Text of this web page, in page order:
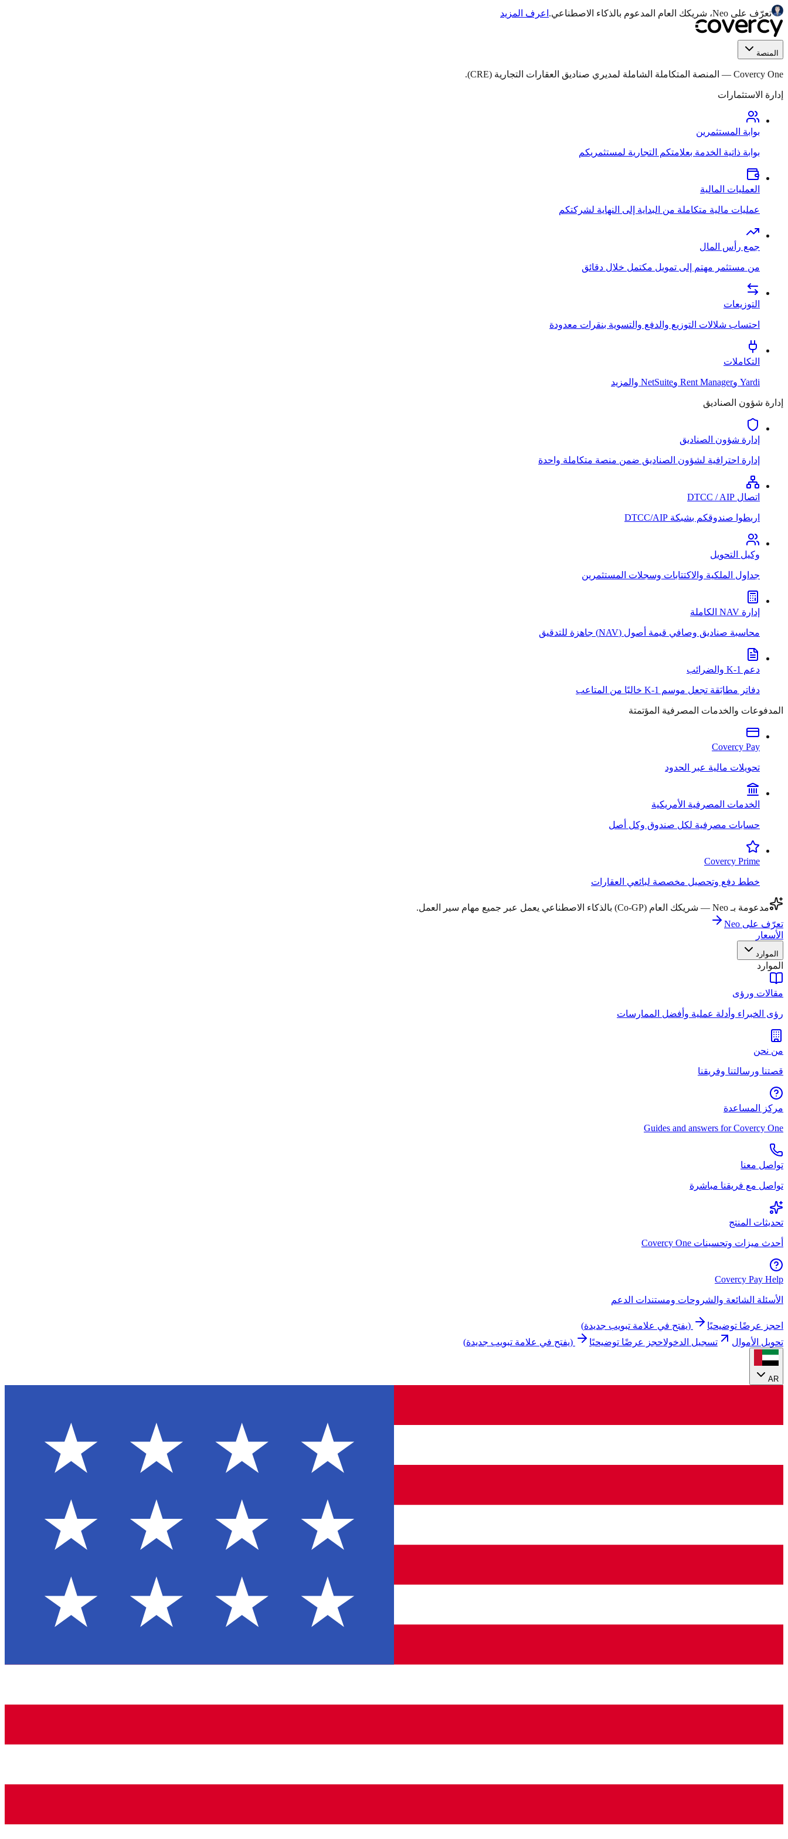
تعرّف على Neo، شريكك العام المدعوم بالذكاء الاصطناعي. اعرف المزيد
المنصة
Covercy One
— المنصة المتكاملة الشاملة لمديري صناديق العقارات التجارية (CRE).
إدارة الاستثمارات
بوابة المستثمرين
بوابة ذاتية الخدمة بعلامتكم التجارية لمستثمريكم
العمليات المالية
عمليات مالية متكاملة من البداية إلى النهاية لشركتكم
جمع رأس المال
من مستثمر مهتم إلى تمويل مكتمل خلال دقائق
التوزيعات
احتساب شلالات التوزيع والدفع والتسوية بنقرات معدودة
التكاملات
Yardi وRent Manager وNetSuite والمزيد
إدارة شؤون الصناديق
إدارة شؤون الصناديق
إدارة احترافية لشؤون الصناديق ضمن منصة متكاملة واحدة
اتصال DTCC / AIP
اربطوا صندوقكم بشبكة DTCC/AIP
وكيل التحويل
جداول الملكية والاكتتابات وسجلات المستثمرين
إدارة NAV الكاملة
محاسبة صناديق وصافي قيمة أصول (NAV) جاهزة للتدقيق
دعم K-1 والضرائب
دفاتر مطابَقة تجعل موسم K-1 خاليًا من المتاعب
المدفوعات والخدمات المصرفية المؤتمتة
Covercy Pay
تحويلات مالية عبر الحدود
الخدمات المصرفية الأمريكية
حسابات مصرفية لكل صندوق وكل أصل
Covercy Prime
خطط دفع وتحصيل مخصصة لبائعي العقارات
مدعومة بـ Neo — شريكك العام (Co-GP) بالذكاء الاصطناعي يعمل عبر جميع مهام سير العمل.
تعرّف على Neo
الأسعار
الموارد
الموارد
مقالات ورؤى
رؤى الخبراء وأدلة عملية وأفضل الممارسات
من نحن
قصتنا ورسالتنا وفريقنا
مركز المساعدة
Guides and answers for Covercy One
تواصل معنا
تواصل مع فريقنا مباشرة
تحديثات المنتج
أحدث ميزات وتحسينات Covercy One
Covercy Pay Help
الأسئلة الشائعة والشروحات ومستندات الدعم
احجز عرضًا توضيحيًا (يفتح في علامة تبويب جديدة)
تحويل الأموال
تسجيل الدخولاحجز عرضًا توضيحيًا (يفتح في علامة تبويب جديدة)
AR